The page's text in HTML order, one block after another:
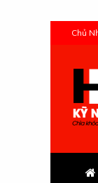
content
Chủ